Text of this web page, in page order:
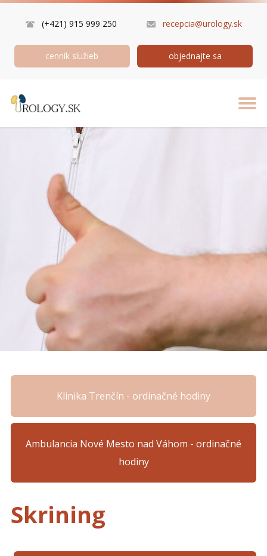
(+421) 915 999 250 recepcia@urology.sk
cenník služieb objednajte sa
Klinika Trenčín - ordinačné hodiny
Ambulancia Nové Mesto nad Váhom - ordinačné
hodiny
Skrining